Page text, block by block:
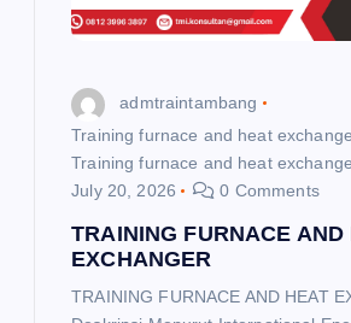
admtraintambang
Training furnace and heat
Training furnace and heat
July 20, 2026
0 Comments
TRAINING FURNACE AND
EXCHANGER
TRAINING FURNACE AND HEAT